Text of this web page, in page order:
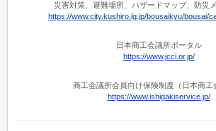
災害対策、避難場所、ハザードマップ、防災
https://www.city.kushiro.lg.jp/bousaikyu/bousai/
日本商工会議所ポータル
https://www.jcci.or.jp/
商工会議所会員向け保険制度（日本商工
https://www.ishigakiservice.jp/